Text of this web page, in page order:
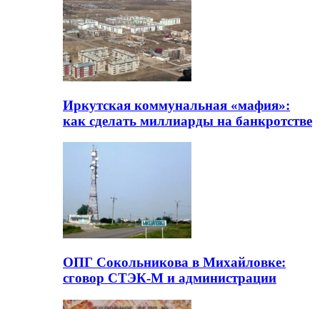
Иркутская коммунальная «мафия»:
как сделать миллиарды на банкротстве
ОПГ Сокольникова в Михайловке:
сговор СТЭК-М и администрации